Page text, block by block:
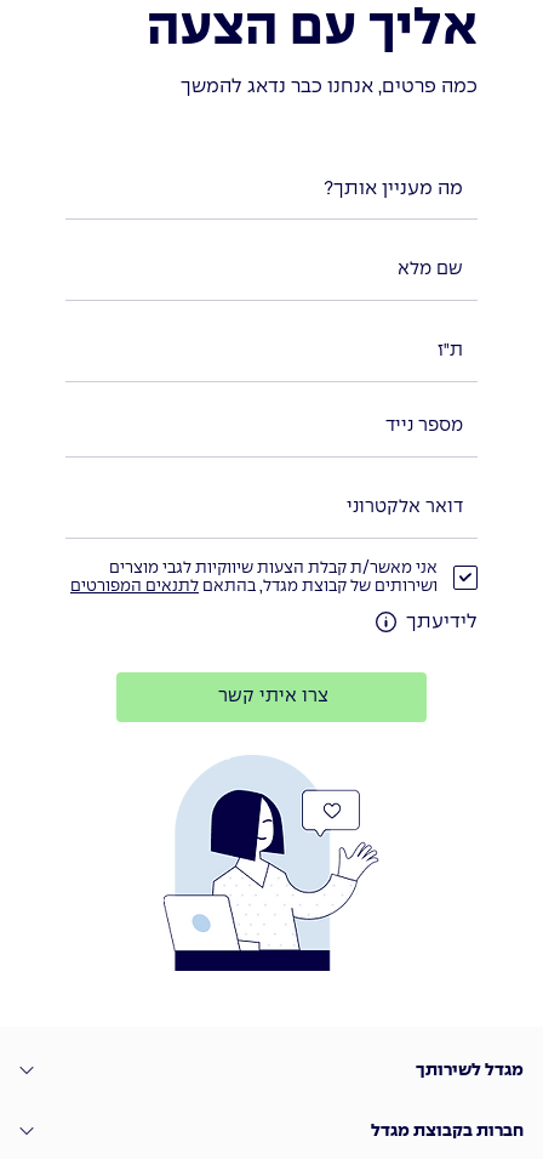
אליך עם הצעה
כמה פרטים, אנחנו כבר נדאג להמשך
מה מעניין אותך?
אני מאשר/ת קבלת הצעות שיווקיות לגבי מוצרים
ושירותים של קבוצת מגדל, בהתאם לתנאים המפורטים
לידיעתך
צרו איתי קשר
מגדל לשירותך
חברות בקבוצת מגדל